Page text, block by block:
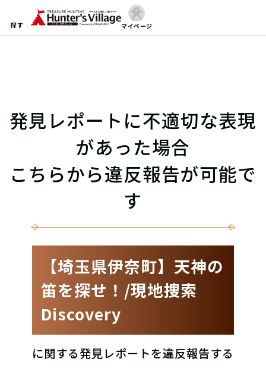
探す マイページ
発見レポートに不適切な表現
があった場合
こちらから違反報告が可能で
す
【埼玉県伊奈町】天神の
笛を探せ！/現地捜索
Discovery
に関する発見レポートを違反報告する